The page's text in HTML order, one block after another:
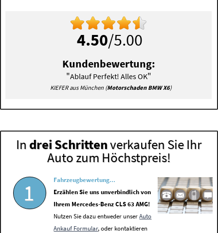
4.50/5.00
Kundenbewertung:
"Ablauf Perfekt! Alles OK"
KIEFER aus München (Motorschaden BMW X6)
In drei Schrittenverkaufen Sie Ihr
Auto zum Höchstpreis!
1
Fahrzeugbewertung...
Erzählen Sie uns unverbindlich von
Ihrem Mercedes-Benz CLS 63 AMG!
Nutzen Sie dazu entweder unserAuto
Ankauf Formular, oder kontaktieren